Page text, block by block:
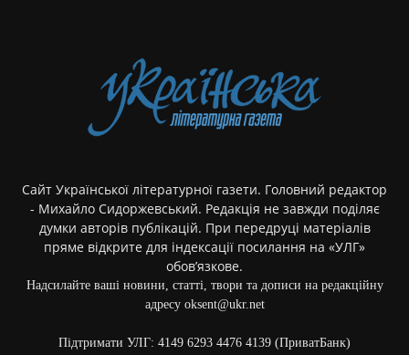
Сайт Української літературної газети. Головний редактор
- Михайло Сидоржевський. Редакція не завжди поділяє
думки авторів публікацій. При передруці матеріалів
пряме відкрите для індексації посилання на «УЛГ»
обов’язкове.
Надсилайте ваші новини, статті, твори та дописи на редакційну
адресу oksent@ukr.net
Підтримати УЛГ: 4149 6293 4476 4139 (ПриватБанк)